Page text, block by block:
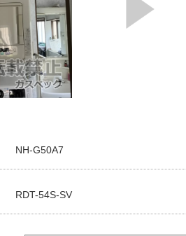
NH-G50A7
RDT-54S-SV